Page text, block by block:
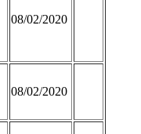
08/02/2020
08/02/2020